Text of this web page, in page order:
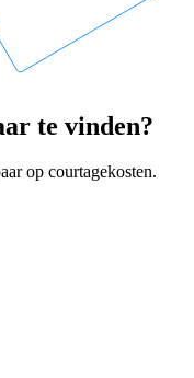
te vinden?
op courtagekosten.